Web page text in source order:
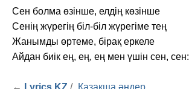
Сен болма өзінше, елдің көзінше
Сенің жүрегің біл-біл жүрегіме тең
Жанымды өртеме, бірақ еркеле
Айдан биік ең, ең, ең мен үшін сен, сен:
← Lyrics KZ / Қазақша әндер